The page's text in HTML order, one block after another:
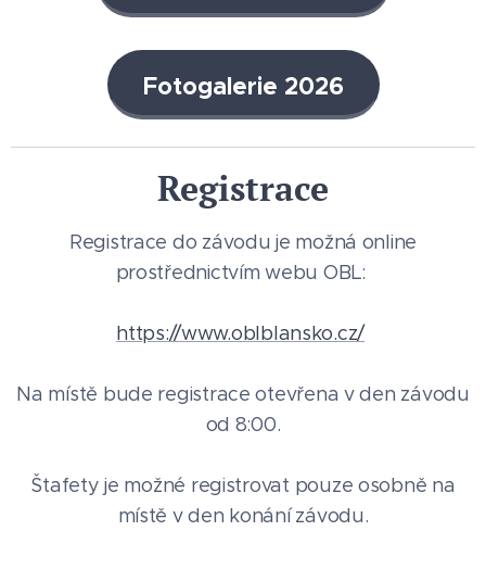
Fotogalerie 2026
Registrace
Registrace do závodu je možná online
prostřednictvím webu OBL:
https://www.oblblansko.cz/
Na místě bude registrace otevřena v den závodu
od 8:00.
Štafety je možné registrovat pouze osobně na
místě v den konání závodu.